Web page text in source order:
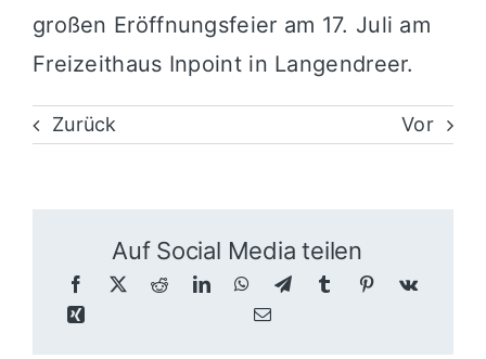
großen Eröffnungsfeier am 17. Juli am
Freizeithaus Inpoint in Langendreer.
Zurück Vor
Auf Social Media teilen